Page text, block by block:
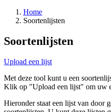
Home
Soortenlijsten
Soortenlijsten
Upload een lijst
Met deze tool kunt u een
Klik op "Upload een lijst" om uw
Hieronder staat een lijst van door